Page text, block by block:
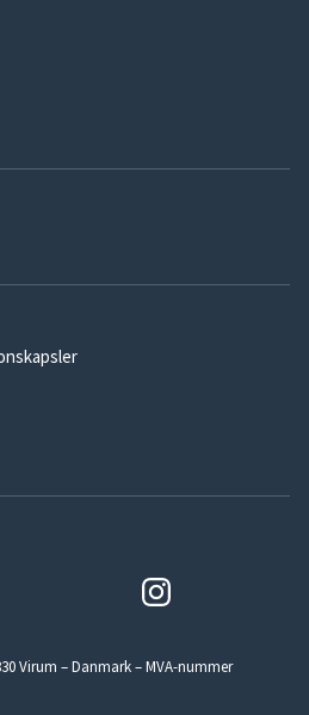
Virum – Danmark – MVA-nummer